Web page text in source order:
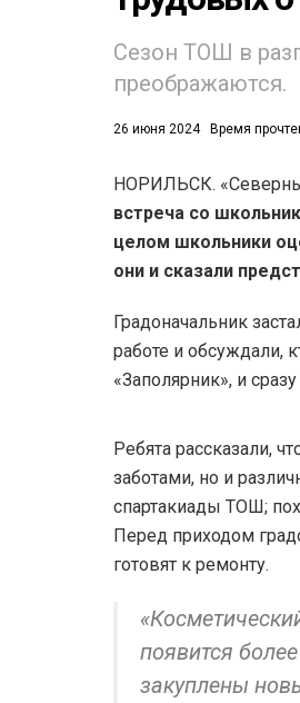
Сезон ТОШ в
преображаются.
26 июня 2024 Время
НОРИЛЬСК.
встреча со
целом школьники
они и сказали
Градоначальник
работе и обсуждали,
«Заполярник», и
Ребята рассказали,
заботами, но и
спартакиады ТОШ;
Перед приходом
готовят к ремонту.
появится
закуплены